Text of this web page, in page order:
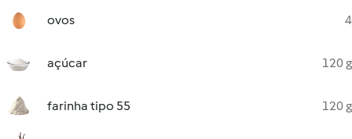
ovos
4
açúcar 120 g
farinha tipo 55 120 g